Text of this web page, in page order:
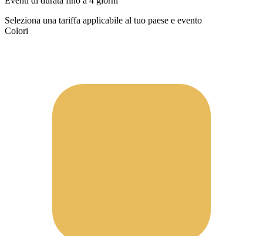
Seleziona una tariffa applicabile al tuo paese e evento
Colori